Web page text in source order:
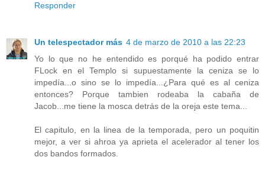
Responder
Un telespectador más 4 de marzo de 2010 a las 22:23
Yo lo que no he entendido es porqué ha podido entrar
FLock en el Templo si supuestamente la ceniza se lo
impedía...o sino se lo impedía...¿Para qué es al ceniza
entonces? Porque tambien rodeaba la cabaña de
Jacob...me tiene la mosca detrás de la oreja este tema...
El capitulo, en la linea de la temporada, pero un poquitin
mejor, a ver si ahroa ya aprieta el acelerador al tener los
dos bandos formados.